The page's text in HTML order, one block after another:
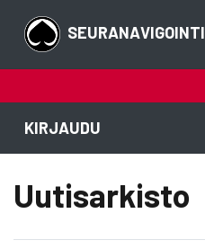
SEURANAVIGOINTI
KIRJAUDU
Uutisarkisto